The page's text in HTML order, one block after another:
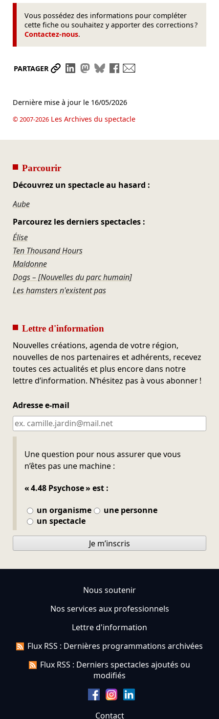
Vous possédez des informations pour compléter
cette fiche ou souhaitez y apporter des corrections ?
Contactez-nous.
PARTAGER Partager le lien
Partager sur LinkedIn
Partager sur Mastodon
Partager sur Bluesky
Partager sur Facebook
Dernière mise à jour le 16/05/2026
© 2007-2026Les Archives du spectacle
Parcourir
Découvrez un spectacle au hasard :
Aube
Parcourez les derniers spectacles :
Élise
Ten Thousand Hours
Maldonne
Dogs – [Nouvelles du parc humain]
Les hamsters n'existent pas
Lettre d'information
Nouvelles créations, agenda de votre région,
nouvelles de nos partenaires et adhérents, recevez
toutes ces actualités et plus encore dans notre
lettre d’information. N’hésitez pas à vous abonner !
Adresse e-mail
Une question pour nous assurer que vous
n’êtes pas une machine :
« 4.48 Psychose » est :
un organisme
une personne
un spectacle
Ne pas remplir
Je m’inscris
Nous soutenir
Nos services aux professionnels
Lettre d'information
Flux RSS : Dernières programmations archivées
Flux RSS : Derniers spectacles ajoutés ou
modifiés
Contact